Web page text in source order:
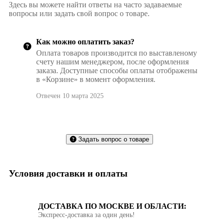
Здесь вы можете найти ответы на часто задаваемые
вопросы или задать свой вопрос о товаре.
Как можно оплатить заказ?
Оплата товаров производится по выставленому
счету нашим менеджером, после оформления
заказа. Доступные способы оплаты отображены
в «Корзине» в момент оформления.
Отвечен 10 марта 2025
Задать вопрос о товаре
Условия доставки и оплаты
ДОСТАВКА ПО МОСКВЕ И ОБЛАСТИ:
Экспресс‑доставка за один день!